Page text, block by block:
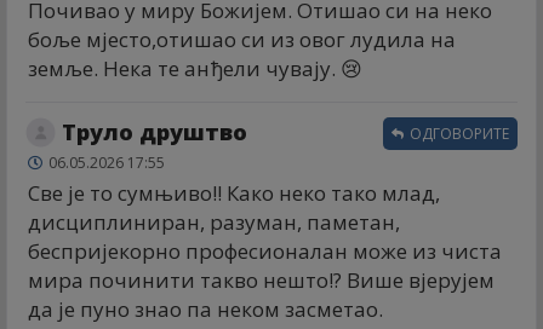
Почивао у миру Божијем. Отишао си на неко
боље мјесто,отишао си из овог лудила на
земље. Нека те анђели чувају. 😢
Труло друштво
06.05.2026 17:55
Све је то сумњиво!! Како неко тако млад,
дисциплиниран, разуман, паметан,
беспријекорно професионалан може из чиста
мира починити такво нешто!? Више вјерујем
да је пуно знао па неком засметао.
ОДГОВОРИТЕ